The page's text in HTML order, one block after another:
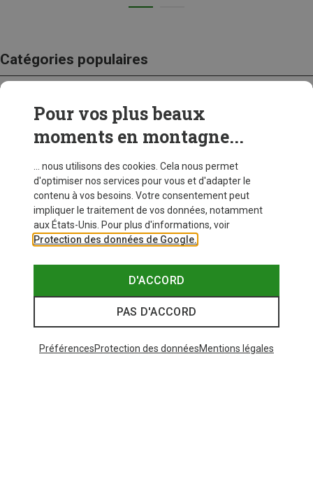
Catégories populaires
CRAMPONS
Pour vos plus beaux
moments en montagne...
... nous utilisons des cookies. Cela nous permet
d'optimiser nos services pour vous et d'adapter le
contenu à vos besoins. Votre consentement peut
impliquer le traitement de vos données, notamment
aux États-Unis. Pour plus d'informations, voir
Protection des données de Google.
D'ACCORD
PAS D'ACCORD
PréférencesProtection des donnéesMentions légales